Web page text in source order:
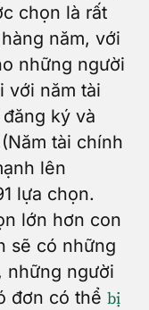
chọn là rất
năm, với
những người
với năm tài
ký và
tài chính
lên
lựa chọn.
lớn hơn con
sẽ có những
những người
đơn có thể bị